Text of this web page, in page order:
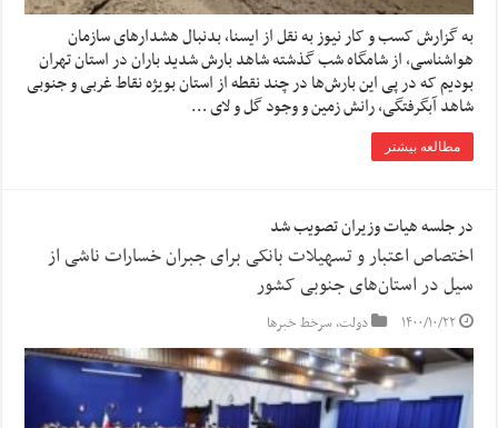
به گزارش کسب و کار نیوز به نقل از ایسنا، بدنبال هشدارهای سازمان
هواشناسی، از شامگاه شب گذشته شاهد بارش شدید باران در استان تهران
بودیم که در پی این بارش‌ها در چند نقطه از استان بویژه نقاط غربی و جنوبی
شاهد آبگرفتگی، رانش زمین و وجود گل و لای …
مطالعه بیشتر
در جلسه هیات وزیران تصویب شد
اختصاص اعتبار و تسهیلات بانکی برای جبران خسارات ناشی از
سیل در استان‌های جنوبی کشور
۱۴۰۰/۱۰/۲۲ دولت,سرخط خبرها